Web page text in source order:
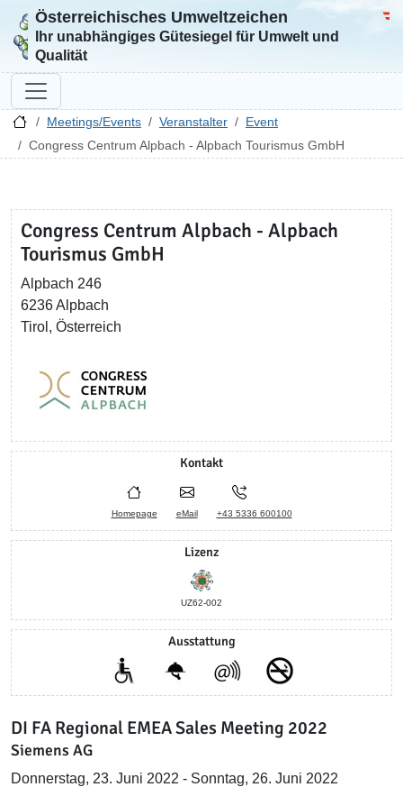
Zur Startseite
Österreichisches Umweltzeichen
Ihr unabhängiges Gütesiegel für Umwelt und
Qualität
Meetings/Events Veranstalter
Event
Congress Centrum Alpbach - Alpbach Tourismus GmbH
Congress Centrum Alpbach - Alpbach
Tourismus GmbH
Alpbach 246
6236 Alpbach
Tirol, Österreich
Kontakt
Homepage eMail +43 5336 600100
Lizenz
UZ62-002
Ausstattung
DI FA Regional EMEA Sales Meeting 2022
Siemens AG
Donnerstag, 23. Juni 2022 - Sonntag, 26. Juni 2022